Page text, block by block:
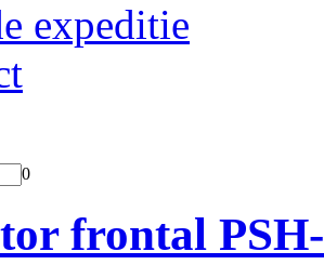
expeditie
0
frontal